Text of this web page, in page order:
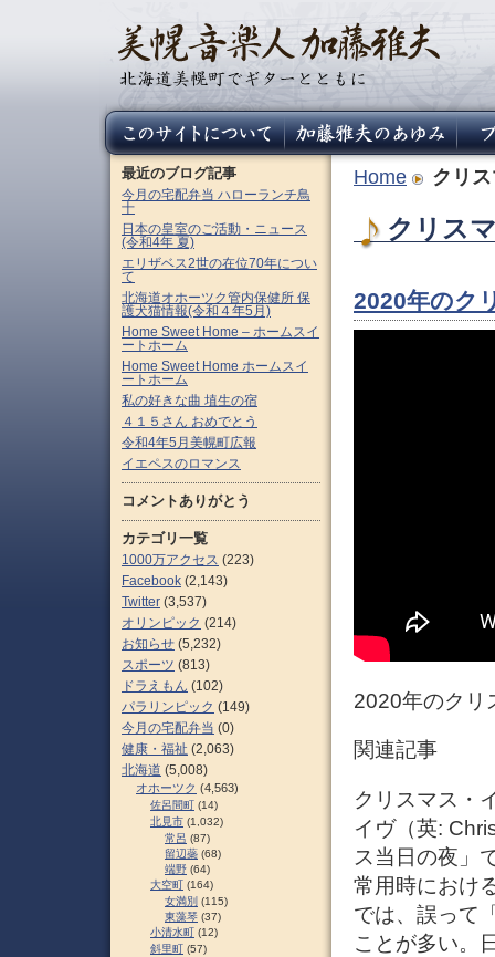
Home クリ
クリス
2020年のク
2020年のクリ
関連記事
クリスマス・
イヴ（英:
ス当日の夜」
常用時におけ
では、誤って
ことが多い。
最近のブログ記事
今月の宅配弁当 ハローランチ鳥
十
日本の皇室のご活動・ニュース
(令和4年 夏)
エリザベス2世の在位70年につい
て
北海道オホーツク管内保健所 保
護犬猫情報(令和４年5月)
Home Sweet Home – ホームスイ
ートホーム
Home Sweet Home ホームスイ
ートホーム
私の好きな曲 埴生の宿
４１５さん おめでとう
令和4年5月美幌町広報
イエペスのロマンス
コメントありがとう
カテゴリ一覧
1000万アクセス (223)
Facebook (2,143)
Twitter (3,537)
オリンピック (214)
お知らせ (5,232)
スポーツ (813)
ドラえもん (102)
パラリンピック (149)
今月の宅配弁当 (0)
健康・福祉 (2,063)
北海道 (5,008)
オホーツク (4,563)
佐呂間町 (14)
北見市 (1,032)
常呂 (87)
留辺蘂 (68)
端野 (64)
大空町 (164)
女満別 (115)
東藻琴 (37)
小清水町 (12)
斜里町 (57)